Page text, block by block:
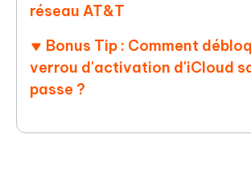
réseau AT&T
Bonus Tip : Comment
verrou d'activation d'iCloud
passe ?